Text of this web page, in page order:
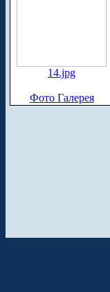
14.jpg
Фото Галерея